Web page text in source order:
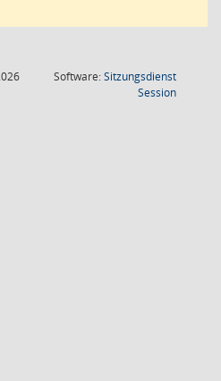
Software:Sitzungsdienst
Session(Wird in